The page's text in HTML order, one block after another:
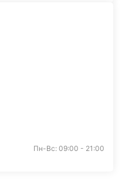
Пн-Вс: 09:00 - 21:00